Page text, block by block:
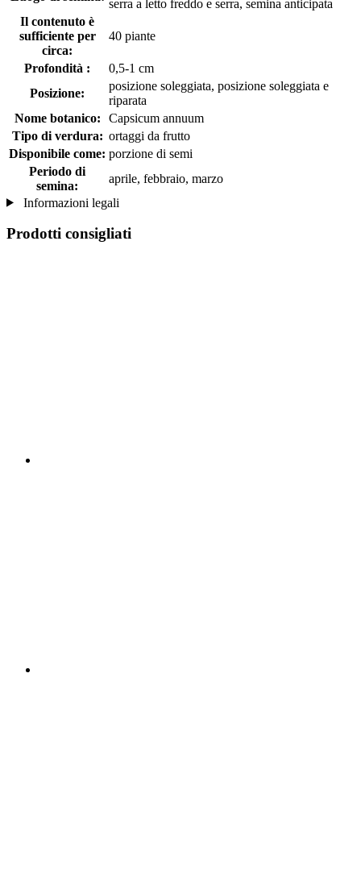
serra a letto freddo e serra, semina anticipata
Il contenuto è
sufficiente per
circa:
40 piante
Profondità :
0,5-1 cm
Posizione:
posizione soleggiata, posizione soleggiata e
riparata
Nome botanico:
Capsicum annuum
Tipo di verdura: ortaggi da frutto
Disponibile come: porzione di semi
Periodo di
semina:
aprile, febbraio, marzo
Informazioni legali
Prodotti consigliati